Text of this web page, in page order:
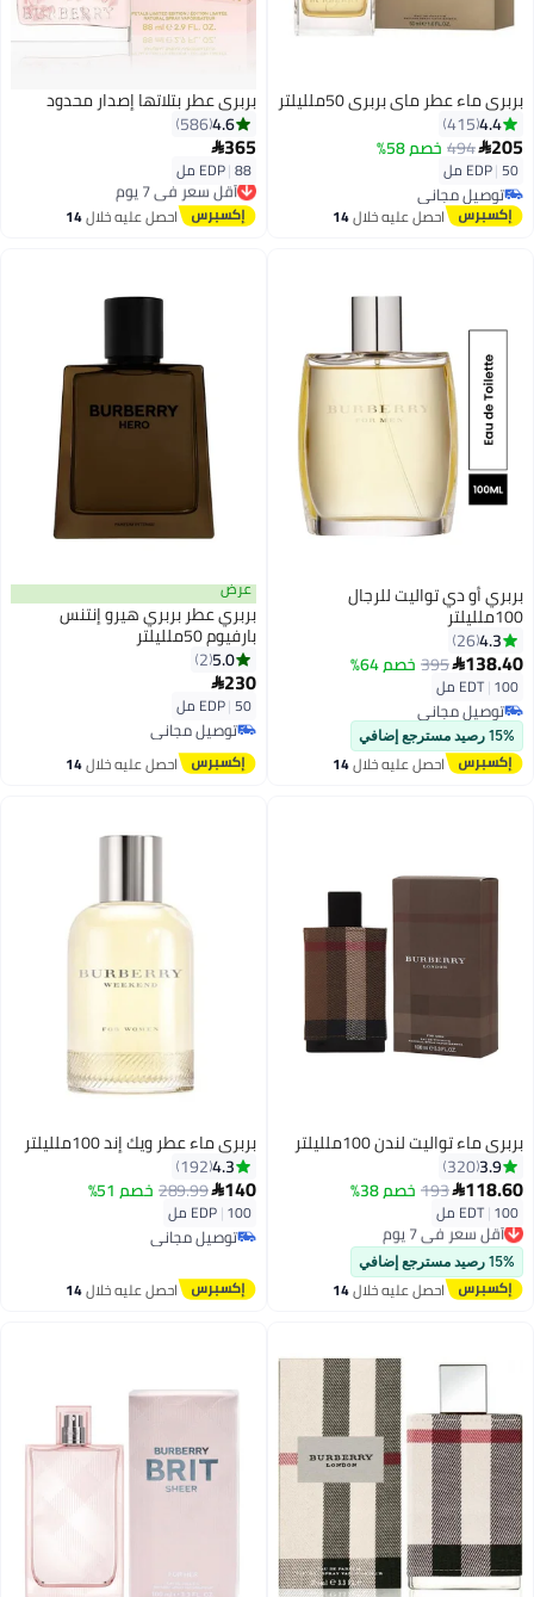
بربري ماء عطر ماي بربري 50ملليلتر
4.4
415
205
494 خصم 58%
EDP|50 مل
توصيل مجاني
توصيل مجانياحصل عليه خلال14
بربري عطر بتلاتها إصدار محدود
4.6
586
365
EDP|88 ملأقل سعر في 7 يوم
توصيل مجاني
أقل سعر في 7 يوماحصل عليه خلال14
بربري أو دي تواليت للرجال
100ملليلتر
4.3
26
138.40
395 خصم 64%
EDT|100 مل
توصيل مجاني
توصيل مجاني
15% رصيد مسترجع إضافي
احصل عليه خلال14
عرض
بربري عطر بربري هيرو إنتنس
بارفيوم 50ملليلتر
5.0
2
230
EDP|50 مل
توصيل مجاني
توصيل مجاني
احصل عليه خلال14
بربري ماء تواليت لندن 100ملليلتر
3.9
320
118.60
193 خصم 38%
EDT|100 ملأقل سعر في 7 يوم
توصيل مجاني
أقل سعر في 7 يوم
15% رصيد مسترجع إضافي
احصل عليه خلال14
بربري ماء عطر ويك إند 100ملليلتر
4.3
192
140
289.99خصم 51%
EDP|100 مل
توصيل مجاني
توصيل مجاني
احصل عليه خلال14